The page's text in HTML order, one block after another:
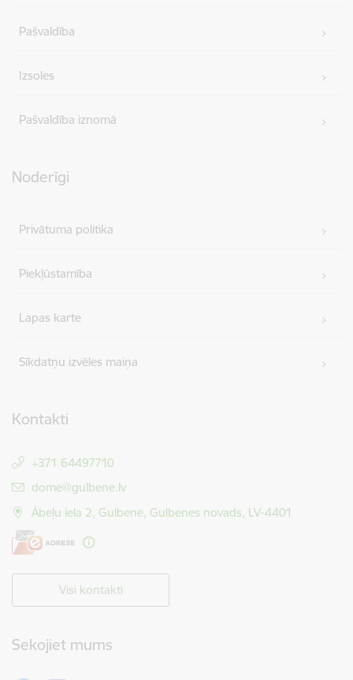
Pašvaldība
Izsoles
Pašvaldība iznomā
Noderīgi
Privātuma politika
Piekļūstamība
Lapas karte
Sīkdatņu izvēles maiņa
Kontakti
+371 64497710
E-pasts:
dome@gulbene.lv
Ābeļu iela 2, Gulbene, Gulbenes novads, LV-4401
Visi kontakti
Sekojiet mums